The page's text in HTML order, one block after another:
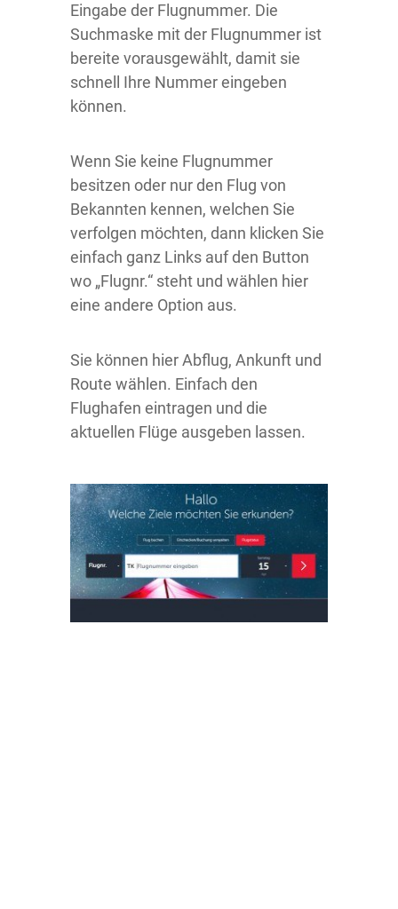
Eingabe der Flugnummer. Die
Suchmaske mit der Flugnummer ist
bereite vorausgewählt, damit sie
schnell Ihre Nummer eingeben
können.
Wenn Sie keine Flugnummer
besitzen oder nur den Flug von
Bekannten kennen, welchen Sie
verfolgen möchten, dann klicken Sie
einfach ganz Links auf den Button
wo „Flugnr.“ steht und wählen hier
eine andere Option aus.
Sie können hier Abflug, Ankunft und
Route wählen. Einfach den
Flughafen eintragen und die
aktuellen Flüge ausgeben lassen.